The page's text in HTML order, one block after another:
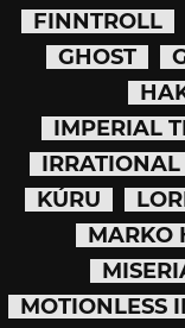
FINNTROLL
GHOST
IMPERIAL
IRRATIONAL
KÚRU
MARKO
MOTIONLESS